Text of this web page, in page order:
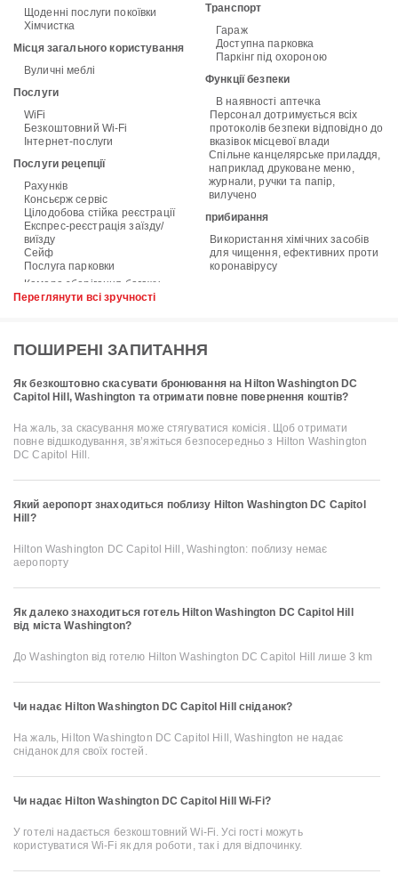
Щоденні послуги покоївки
Хімчистка
Місця загального користування
Вуличні меблі
Послуги
WiFi
Безкоштовний Wi-Fi
Інтернет-послуги
Послуги рецепції
Рахунків
Консьєрж сервіс
Цілодобова стійка реєстрації
Експрес-реєстрація заїзду/
виїзду
Сейф
Послуга парковки
Транспорт
Гараж
Доступна парковка
Паркінг під охороною
Функції безпеки
В наявності аптечка
Персонал дотримується всіх
протоколів безпеки відповідно до
вказівок місцевої влади
Спільне канцелярське приладдя,
наприклад друковане меню,
журнали, ручки та папір,
вилучено
прибирання
Використання хімічних засобів
для чищення, ефективних проти
коронавірусу
Переглянути всі зручності
ПОШИРЕНІ ЗАПИТАННЯ
Як безкоштовно скасувати бронювання на Hilton Washington DC
Capitol Hill, Washington та отримати повне повернення коштів?
На жаль, за скасування може стягуватися комісія. Щоб отримати
повне відшкодування, зв’яжіться безпосередньо з Hilton Washington
DC Capitol Hill.
Який аеропорт знаходиться поблизу Hilton Washington DC Capitol
Hill?
Hilton Washington DC Capitol Hill, Washington: поблизу немає
аеропорту
Як далеко знаходиться готель Hilton Washington DC Capitol Hill
від міста Washington?
До Washington від готелю Hilton Washington DC Capitol Hill лише 3 km
Чи надає Hilton Washington DC Capitol Hill сніданок?
На жаль, Hilton Washington DC Capitol Hill, Washington не надає
сніданок для своїх гостей.
Чи надає Hilton Washington DC Capitol Hill Wi-Fi?
У готелі надається безкоштовний Wi-Fi. Усі гості можуть
користуватися Wi-Fi як для роботи, так і для відпочинку.